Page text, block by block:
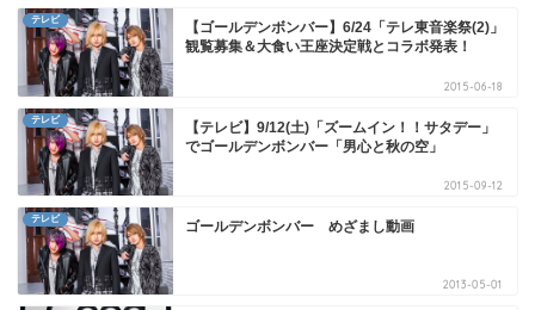
テレビ
【ゴールデンボンバー】6/24「テレ東音楽祭(2)」
観覧募集＆大食い王座決定戦とコラボ発表！
2015-06-18
テレビ
【テレビ】9/12(土)「ズームイン！！サタデー」
でゴールデンボンバー「男心と秋の空」
2015-09-12
テレビ ゴールデンボンバー めざまし動画
2013-05-01